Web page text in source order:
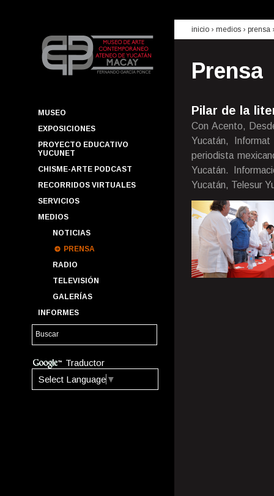
MUSEO
EXPOSICIONES
PROYECTO EDUCATIVO
YUCUNET
CHISME-ARTE PODCAST
RECORRIDOS VIRTUALES
SERVICIOS
MEDIOS
NOTICIAS
PRENSA
RADIO
TELEVISIÓN
GALERÍAS
INFORMES
Traductor
Select Language ▼
inicio › medios › prensa
Prensa
Pilar de la
Con Acento,
Yucatán,
periodista
Yucatán.
Yucatán, Telesur